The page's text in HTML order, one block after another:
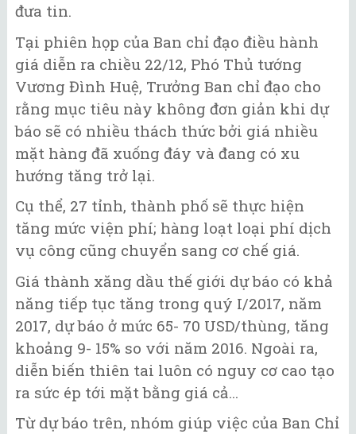
đưa tin.
Tại phiên họp của Ban chỉ đạo điều hành
giá diễn ra chiều 22/12, Phó Thủ tướng
Vương Đình Huệ, Trưởng Ban chỉ đạo cho
rằng mục tiêu này không đơn giản khi dự
báo sẽ có nhiều thách thức bởi giá nhiều
mặt hàng đã xuống đáy và đang có xu
hướng tăng trở lại.
Cụ thể, 27 tỉnh, thành phố sẽ thực hiện
tăng mức viện phí; hàng loạt loại phí dịch
vụ công cũng chuyển sang cơ chế giá.
Giá thành xăng dầu thế giới dự báo có khả
năng tiếp tục tăng trong quý I/2017, năm
2017, dự báo ở mức 65- 70 USD/thùng, tăng
khoảng 9- 15% so với năm 2016. Ngoài ra,
diễn biến thiên tai luôn có nguy cơ cao tạo
ra sức ép tới mặt bằng giá cả...
Từ dự báo trên, nhóm giúp việc của Ban Chỉ